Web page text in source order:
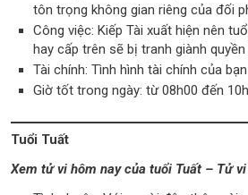
tôn trọng không gian riêng của đối
Công việc: Kiếp Tài xuất hiện nên
hay cấp trên sẽ bị tranh giành
Tài chính: Tình hình tài chính của
Giờ tốt trong ngày: từ 08h00 đến
Tuổi Tuất
Xem tử vi hôm nay của tuổi Tuất – Tử